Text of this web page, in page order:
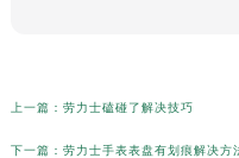
上一篇： 劳力士磕碰了解决技巧
下一篇： 劳力士手表表盘有划痕解决方